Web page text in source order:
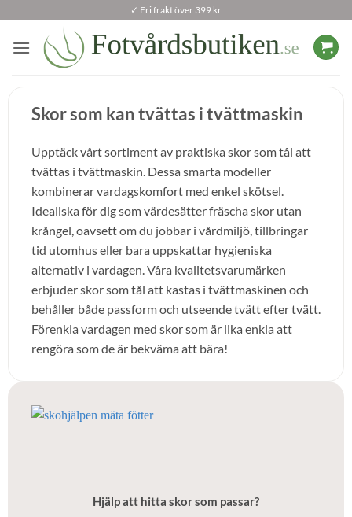
content
✓ Fri frakt över 399 kr
Skor som kan tvättas i tvättmaskin
Upptäck vårt sortiment av praktiska skor som tål att
tvättas i tvättmaskin. Dessa smarta modeller
kombinerar vardagskomfort med enkel skötsel.
Idealiska för dig som värdesätter fräscha skor utan
krångel, oavsett om du jobbar i vårdmiljö, tillbringar
tid utomhus eller bara uppskattar hygieniska
alternativ i vardagen. Våra kvalitetsvarumärken
erbjuder skor som tål att kastas i tvättmaskinen och
behåller både passform och utseende tvätt efter tvätt.
Förenkla vardagen med skor som är lika enkla att
rengöra som de är bekväma att bära!
Hjälp att hitta skor som passar?